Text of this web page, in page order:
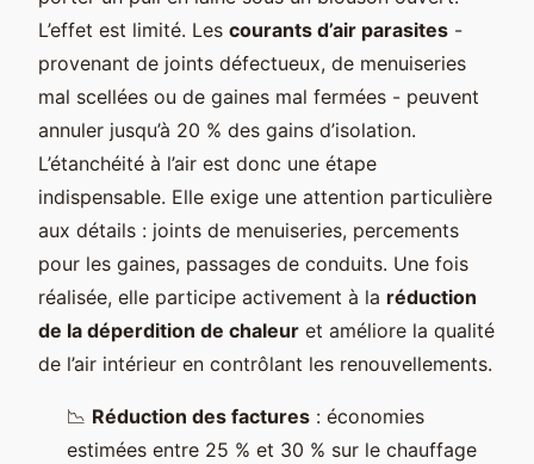
L’effet est limité. Les courants d’air parasites -
provenant de joints défectueux, de menuiseries
mal scellées ou de gaines mal fermées - peuvent
annuler jusqu’à 20 % des gains d’isolation.
L’étanchéité à l’air est donc une étape
indispensable. Elle exige une attention particulière
aux détails : joints de menuiseries, percements
pour les gaines, passages de conduits. Une fois
réalisée, elle participe activement à la réduction
de la déperdition de chaleur et améliore la qualité
de l’air intérieur en contrôlant les renouvellements.
📉 Réduction des factures : économies
estimées entre 25 % et 30 % sur le chauffage